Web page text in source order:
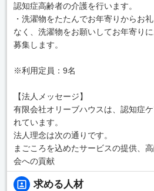
認知症高齢者の介護を行います。
・洗濯物をたたんでお年寄りからお
なく、洗濯物をお願いしてお年寄り
募集します。
※利用定員：9名
【法人メッセージ】
有限会社オリーブハウスは、認知症
れています。
法人理念は次の通りです。
まごころを込めたサービスの提供、
会への貢献
求める人材